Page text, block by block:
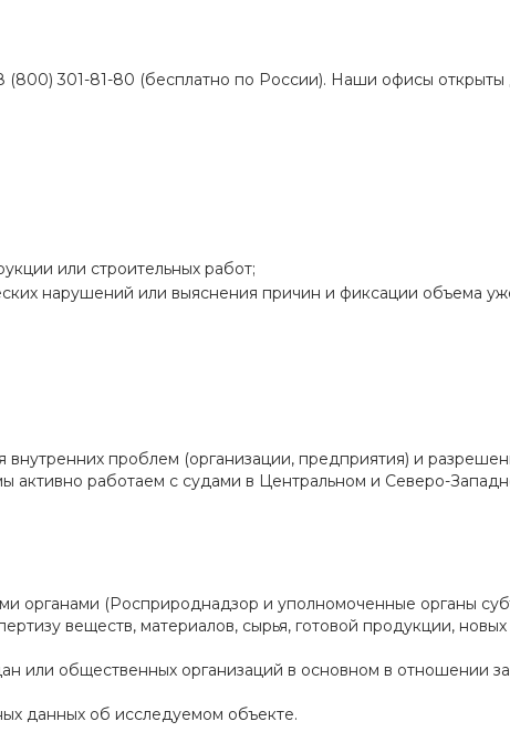
301-81-80 (бесплатно по России). Наши офисы открыты
или строительных работ;
нарушений или выяснения причин и фиксации объема
проблем (организации, предприятия) и
активно работаем с судами в Центральном и Северо-
органами (Росприроднадзор и уполномоченные органы
веществ, материалов, сырья, готовой продукции,
или общественных организаций в основном в отношении
данных об исследуемом объекте.